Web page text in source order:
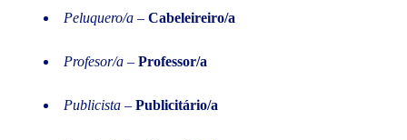
Peluquero/a – Cabeleireiro/a
Profesor/a – Professor/a
Publicista – Publicitário/a